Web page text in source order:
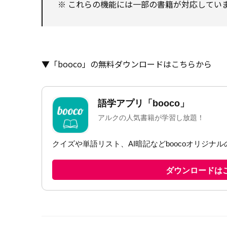
※ これらの機能には一部の書籍が対応してい
▼「booco」の無料ダウンロードはこちらから